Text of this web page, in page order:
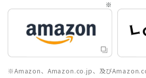
※Amazon、Amazon.co.jp、及び